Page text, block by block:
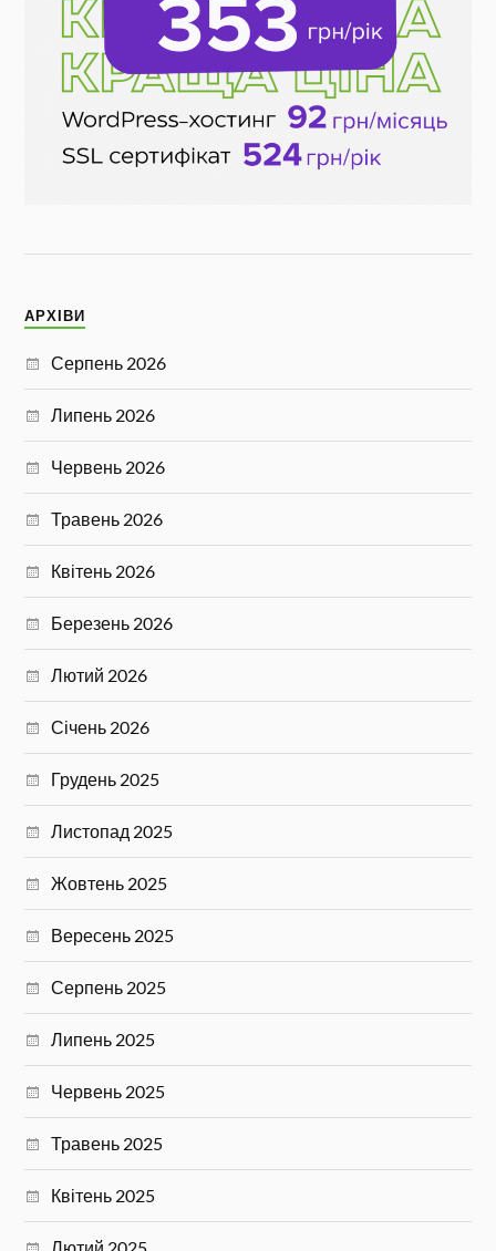
АРХІВИ
Серпень 2026
Липень 2026
Червень 2026
Травень 2026
Квітень 2026
Березень 2026
Лютий 2026
Січень 2026
Грудень 2025
Листопад 2025
Жовтень 2025
Вересень 2025
Серпень 2025
Липень 2025
Червень 2025
Травень 2025
Квітень 2025